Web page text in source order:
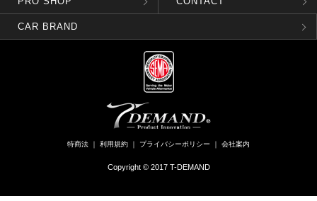
CAR BRAND
特商法 ｜ 利用規約 ｜ プライバシーポリシー ｜ 会社案内
Copyright © 2017 T-DEMAND